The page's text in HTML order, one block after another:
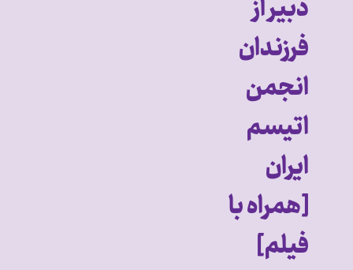
دبیر از
فرزندان
انجمن
اتیسم
ایران
[همراه با
فیلم]